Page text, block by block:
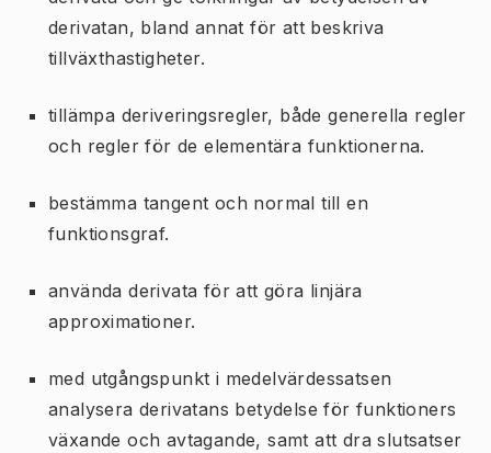
derivatan, bland annat för att beskriva
tillväxthastigheter.
tillämpa deriveringsregler, både generella regler
och regler för de elementära funktionerna.
bestämma tangent och normal till en
funktionsgraf.
använda derivata för att göra linjära
approximationer.
med utgångspunkt i medelvärdessatsen
analysera derivatans betydelse för funktioners
växande och avtagande, samt att dra slutsatser